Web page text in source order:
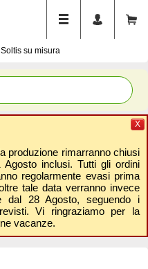
su misura
produzione rimarranno chiusi
inclusi. Tutti gli ordini
regolarmente evasi prima
tale data verranno invece
dal 28 Agosto, seguendo i
Vi ringraziamo per la
vacanze.
X